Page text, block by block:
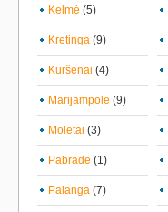
Kelmė (5)
Kretinga (9)
Kuršėnai (4)
Marijampolė (9)
Molėtai (3)
Pabradė (1)
Palanga (7)